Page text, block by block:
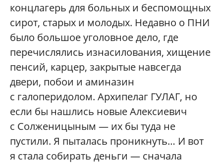
концлагерь для больных и беспомощных
сирот, старых и молодых. Недавно о ПНИ
было большое уголовное дело, где
перечислялись изнасилования, хищение
пенсий, карцер, закрытые навсегда
двери, побои и аминазин
с галоперидолом. Архипелаг ГУЛАГ, но
если бы нашлись новые Алексиевич
с Солженицыным — их бы туда не
пустили. Я пыталась проникнуть… И вот
я стала собирать деньги — сначала